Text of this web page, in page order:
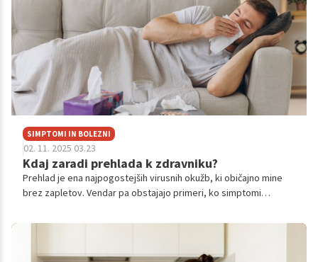
SIMPTOMI IN BOLEZNI
02. 11. 2025 03.23
Kdaj zaradi prehlada k zdravniku?
Prehlad je ena najpogostejših virusnih okužb, ki običajno mine
brez zapletov. Vendar pa obstajajo primeri, ko simptomi
obravnavo.